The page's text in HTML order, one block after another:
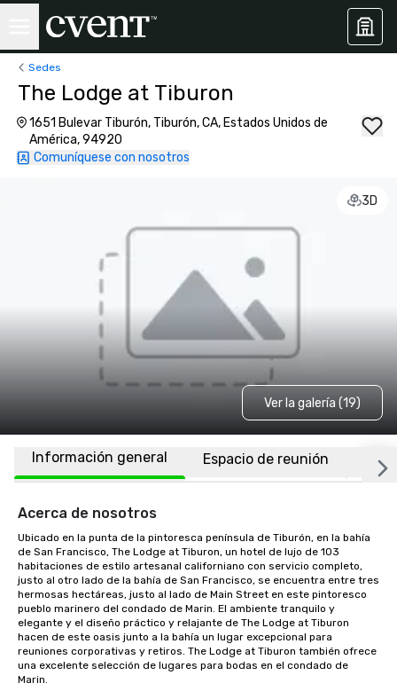
Sedes
The Lodge at Tiburon
1651 Bulevar Tiburón, Tiburón, CA, Estados Unidos de
América, 94920
Comuníquese con nosotros
3D
Ver la galería (19)
Información general Espacio de reunión
Acerca de nosotros
Ubicado en la punta de la pintoresca península de Tiburón, en la bahía
de San Francisco, The Lodge at Tiburon, un hotel de lujo de 103
habitaciones de estilo artesanal californiano con servicio completo,
justo al otro lado de la bahía de San Francisco, se encuentra entre tres
hermosas hectáreas, justo al lado de Main Street en este pintoresco
pueblo marinero del condado de Marin. El ambiente tranquilo y
elegante y el diseño práctico y relajante de The Lodge at Tiburon
hacen de este oasis junto a la bahía un lugar excepcional para
reuniones corporativas y retiros. The Lodge at Tiburon también ofrece
una excelente selección de lugares para bodas en el condado de
Marin.